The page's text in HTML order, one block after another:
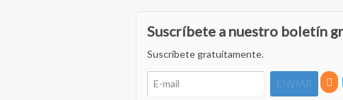
Suscríbete a nuestro boletín
Suscríbete gratuitamente.